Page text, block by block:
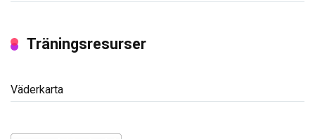
Träningsresurser
Väderkarta